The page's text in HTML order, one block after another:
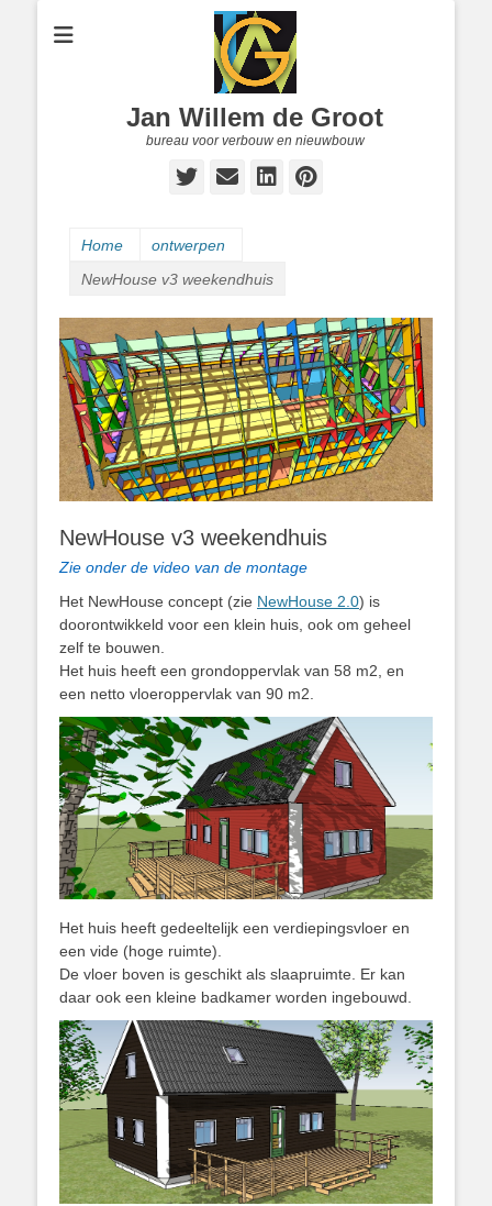
Jan Willem de Groot
bureau voor verbouw en nieuwbouw
Twitter
E-
LinkedIn
Pinterest
Home
ontwerpen
NewHouse v3 weekendhuis
NewHouse v3 weekendhuis
Zie onder de video van de montage
Het NewHouse concept (zie NewHouse 2.0) is
doorontwikkeld voor een klein huis, ook om geheel
zelf te bouwen.
Het huis heeft een grondoppervlak van 58 m2, en
een netto vloeroppervlak van 90 m2.
Het huis heeft gedeeltelijk een verdiepingsvloer en
een vide (hoge ruimte).
De vloer boven is geschikt als slaapruimte. Er kan
daar ook een kleine badkamer worden ingebouwd.